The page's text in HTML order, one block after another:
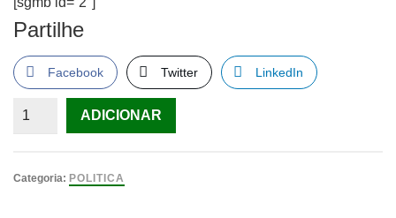
Partilhe
Facebook Twitter LinkedIn
Quantidade
Idade
ADICIONAR
Categoria: POLITICA